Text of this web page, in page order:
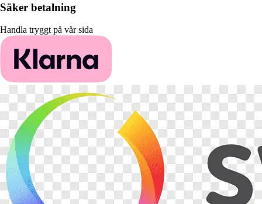
Säker betalning
Handla tryggt på vår sida